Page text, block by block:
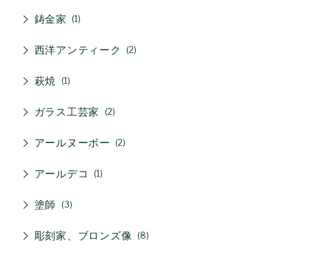
鋳金家 1
西洋アンティーク 2
萩焼 1
ガラス工芸家 2
アールヌーボー 2
アールデコ 1
塗師 3
彫刻家、ブロンズ像 8